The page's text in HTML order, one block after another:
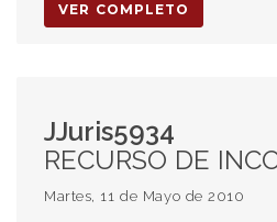
VER COMPLETO
JJuris5934
RECURSO DE INCONSTITUCIONALIDAD. PROCEDENCIA. SENTENCIA ARBITRARIA. Falta de motivación
Martes, 11 de Mayo de 2010